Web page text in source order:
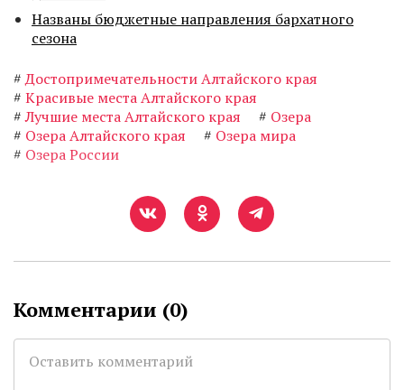
Названы бюджетные направления бархатного
сезона
# Достопримечательности Алтайского края
# Красивые места Алтайского края
# Лучшие места Алтайского края # Озера
# Озера Алтайского края # Озера мира
# Озера России
Комментарии (0)